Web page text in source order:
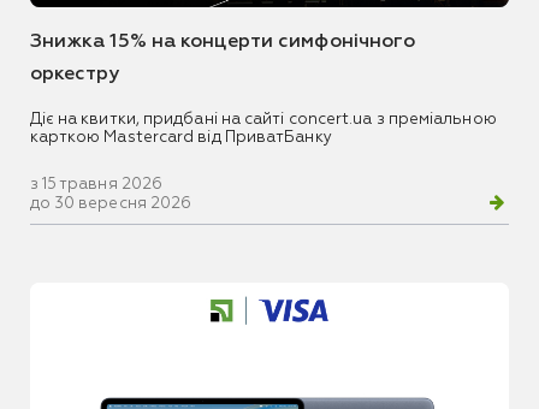
Знижка 15% на концерти симфонічного
оркестру
Діє на квитки, придбані на сайті concert.ua з преміальною
карткою Mastercard від ПриватБанку
з 15 травня 2026
до 30 вересня 2026